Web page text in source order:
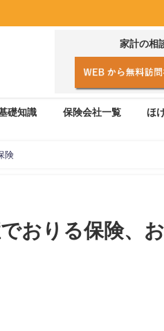
家計の相
礎知識 保険会社一覧 ほ
険
おりる保険、